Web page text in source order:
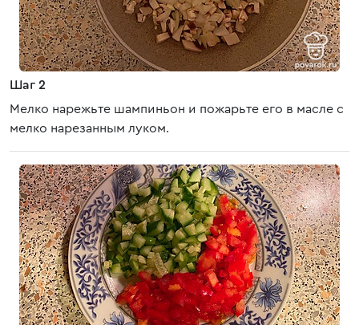
Шаг 2
Мелко нарежьте шампиньон и пожарьте его в масле с
мелко нарезанным луком.